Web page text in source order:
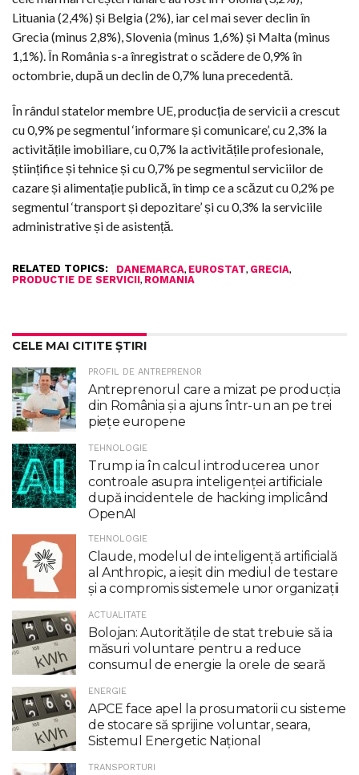
Lituania (2,4%) și Belgia (2%), iar cel mai sever declin în
Grecia (minus 2,8%), Slovenia (minus 1,6%) și Malta (minus
1,1%). În România s-a înregistrat o scădere de 0,9% în
octombrie, după un declin de 0,7% luna precedentă.
În rândul statelor membre UE, producția de servicii a crescut
cu 0,9% pe segmentul ‘informare și comunicare’, cu 2,3% la
activitățile imobiliare, cu 0,7% la activitățile profesionale,
științifice și tehnice și cu 0,7% pe segmentul serviciilor de
cazare și alimentație publică, în timp ce a scăzut cu 0,2% pe
segmentul ‘transport și depozitare’ și cu 0,3% la serviciile
administrative și de asistență.
RELATED TOPICS: DANEMARCA, EUROSTAT, GRECIA,
PRODUCTIE DE SERVICII, ROMANIA
CELE MAI CITITE ȘTIRI
PROFIL DE ANTREPRENOR
Antreprenorul care a mizat pe producția
din România și a ajuns într-un an pe trei
piețe europene
TEHNOLOGIE
Trump ia în calcul introducerea unor
controale asupra inteligenţei artificiale
după incidentele de hacking implicând
OpenAI
TEHNOLOGIE
Claude, modelul de inteligenţă artificială
al Anthropic, a ieşit din mediul de testare
şi a compromis sistemele unor organizaţii
ACTUALITATE
Bolojan: Autoritățile de stat trebuie să ia
măsuri voluntare pentru a reduce
consumul de energie la orele de seară
ENERGIE
APCE face apel la prosumatorii cu sisteme
de stocare să sprijine voluntar, seara,
Sistemul Energetic Național
TRANSPORTURI